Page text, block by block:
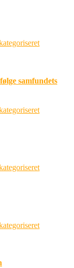
samfundets